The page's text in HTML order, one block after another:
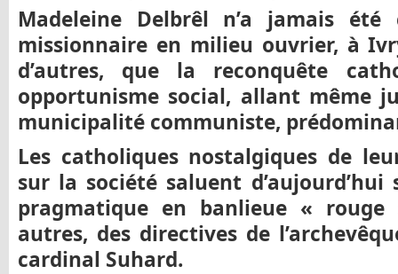
Madeleine Delbrêl n’a jamais
missionnaire en milieu ouvrier, à
d’autres, que la reconquête
opportunisme social, allant même
municipalité communiste,
Les catholiques nostalgiques de
sur la société saluent
pragmatique en banlieue «
autres, des directives de
cardinal Suhard.